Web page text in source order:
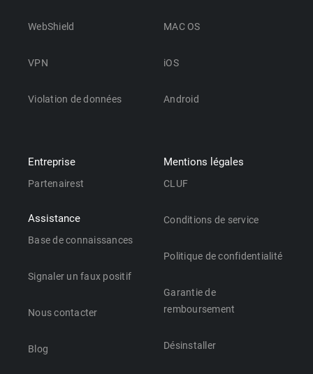
WebShield
VPN
Violation de données
MAC OS
iOS
Android
Entreprise
Partenairest
Assistance
Base de connaissances
Signaler un faux positif
Nous contacter
Blog
Mentions légales
CLUF
Conditions de service
Politique de confidentialité
Garantie de
remboursement
Désinstaller